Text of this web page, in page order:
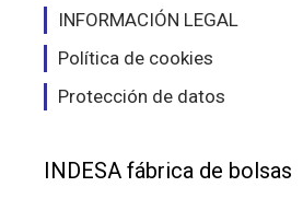
INFORMACIÓN LEGAL
Política de cookies
Protección de datos
INDESA fábrica de bolsas